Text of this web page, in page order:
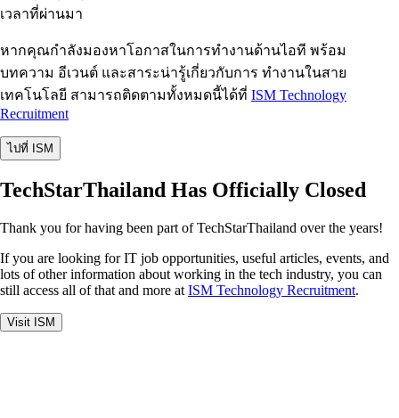
เวลาที่ผ่านมา
หากคุณกำลังมองหาโอกาสในการทำงานด้านไอที พร้อม
บทความ อีเวนต์ และสาระน่ารู้เกี่ยวกับการ ทำงานในสาย
เทคโนโลยี สามารถติดตามทั้งหมดนี้ได้ที่ ISM Technology
Recruitment
ไปที่ ISM
TechStarThailand Has Officially Closed
Thank you for having been part of TechStarThailand over the years!
If you are looking for IT job opportunities, useful articles, events, and
lots of other information about working in the tech industry, you can
still access all of that and more at ISM Technology Recruitment.
Visit ISM